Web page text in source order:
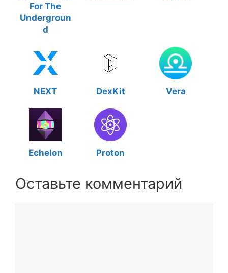
For The
Undergroun
d
NEXT DexKit Vera
Echelon Proton
Оставьте комментарий